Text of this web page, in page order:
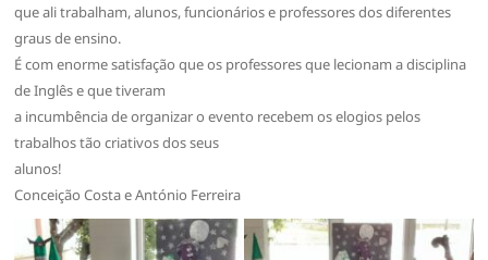
que ali trabalham, alunos, funcionários e professores dos diferentes
graus de ensino.
É com enorme satisfação que os professores que lecionam a disciplina
de Inglês e que tiveram
a incumbência de organizar o evento recebem os elogios pelos
trabalhos tão criativos dos seus
alunos!
Conceição Costa e António Ferreira